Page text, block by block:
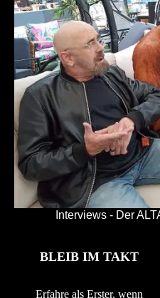
Interviews - Der
BLEIB IM TAKT
Erfahre als Erster, wenn